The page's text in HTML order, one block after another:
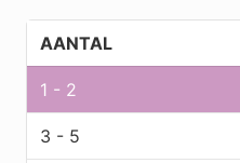
ml
aantal
AANTAL
1 - 2
3 - 5